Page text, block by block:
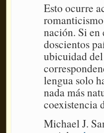
Esto ocurre
nación. Si en
doscientos
ubicuidad
lengua solo
nada más
coexistencia
Michael J.